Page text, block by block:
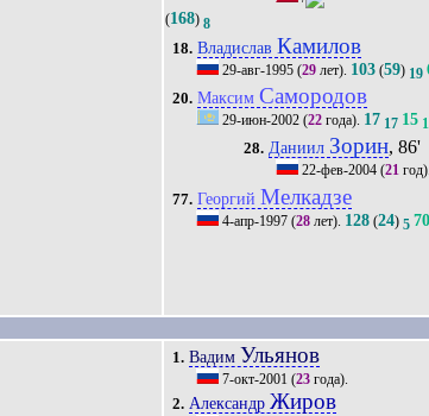
(168) 8
18. Владислав Камилов
29-авг-1995 (29 лет). 103 (59) 19
20. МаксимСамородов
29-июн-2002 (22 года). 17 17 15
28. Даниил Зорин, 86'
22-фев-2004(21год).
77. Георгий Мелкадзе
4-апр-1997 (28 лет). 128 (24) 5 70
1. Вадим Ульянов
7-окт-2001 (23 года).
2. Александр Жиров